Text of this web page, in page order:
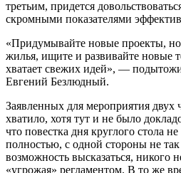
третьим, придется
скромными показателями
«Придумывайте новые проекты,
жилья, ищите и развивайте новые
хватает свежих идей», —
Евгений Безлюдный.
Заявленных для мероприятия двух
хватило, хотя тут и не было
что повестка дня круглого стола
полностью, с одной стороны не
возможность высказаться, никого
«угрожая» регламентом. В то же